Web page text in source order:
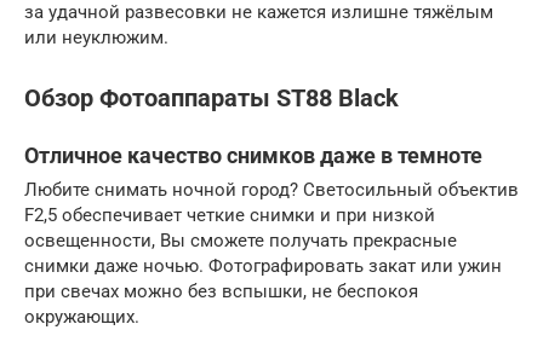
за удачной развесовки не кажется излишне тяжёлым
или неуклюжим.
Обзор Фотоаппараты ST88 Black
Отличное качество снимков даже в темноте
Любите снимать ночной город? Светосильный объектив
F2,5 обеспечивает четкие снимки и при низкой
освещенности, Вы сможете получать прекрасные
снимки даже ночью. Фотографировать закат или ужин
при свечах можно без вспышки, не беспокоя
окружающих.